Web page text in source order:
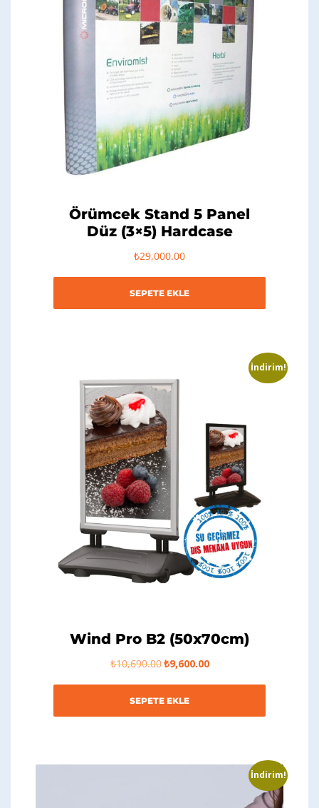
Örümcek Stand 5 Panel
Düz (3×5) Hardcase
₺29,000.00
SEPETE EKLE
İndirim!
Wind Pro B2 (50x70cm)
₺10,690.00 Orijinal
₺10,690.00.
₺9,600.00Şu
fiyat:
SEPETE EKLE
İndirim!